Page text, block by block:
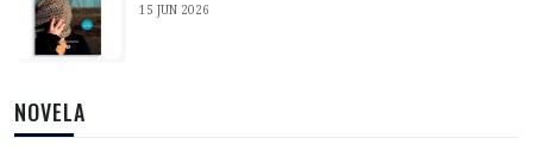
15 JUN 2026
NOVELA